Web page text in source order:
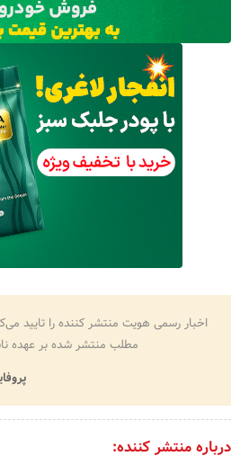
اخبار رسمی هویت منتشر کننده را تایید
مطلب منتشر شده بر عهده
درباره منتشر کننده: